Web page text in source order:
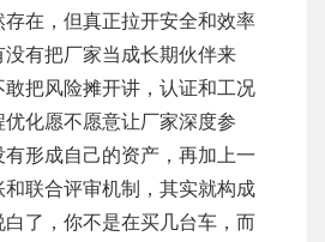
在，但真正拉开安全和效率
有把厂家当成长期伙伴来
敢把风险摊开讲，认证和工况
化愿不愿意让厂家深度参
形成自己的资产，再加上一
联合评审机制，其实就构成
了，你不是在买几台车，而